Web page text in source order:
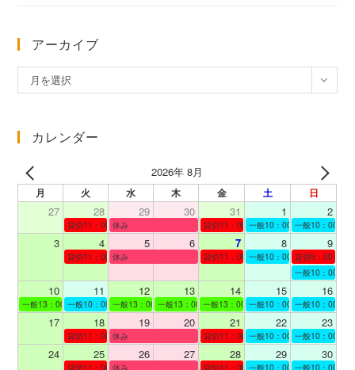
アーカイブ
ー
イ
月を選択
カレンダー
2026年 8月
月 火 水 木 金 土 日
27 28 29 30 31 1 2
貸切11：00～12：00
休み 貸切11：00～12：00一般10：00～19：00
一般10：00～
3 4 5 6 7 8 9
貸切11：00～12：00
休み 貸切11：00～12：00一般10：00～19：00
貸切9：00～10
一般10：00～
10 11 12 13 14 15 16
一般13：00～19：00一般10：00～19：00一般13：00～19：00一般13：00～19：00一般13：00～19：00一般10：00～19：00
一般10：00～
17 18 19 20 21 22 23
貸切11：00～12：00
休み 貸切11：00～13：00一般10：00～19：00
一般10：00～
24 25 26 27 28 29 30
貸切11：00～12：00
休み 貸切11：00～12：00一般10：00～19：00
一般10：00～